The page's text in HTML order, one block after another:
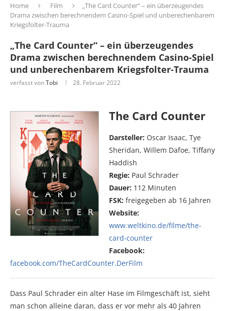
Home Film
„The Card Counter“ – ein überzeugendes
Drama zwischen berechnendem Casino-Spiel und unberechenbarem
Kriegsfolter-Trauma
„The Card Counter“ – ein überzeugendes
Drama zwischen berechnendem Casino-Spiel
und unberechenbarem Kriegsfolter-Trauma
verfasst vonTobi 28. Februar 2022
The Card Counter
Darsteller: Oscar Isaac, Tye
Sheridan, Willem Dafoe, Tiffany
Haddish
Regie: Paul Schrader
Dauer: 112 Minuten
FSK: freigegeben ab 16 Jahren
Website:
www.weltkino.de/filme/the-
card-counter
Facebook:
facebook.com/TheCardCounter.DerFilm
Dass Paul Schrader ein alter Hase im Filmgeschäft ist, sieht
man schon alleine daran, dass er vor mehr als 40 Jahren